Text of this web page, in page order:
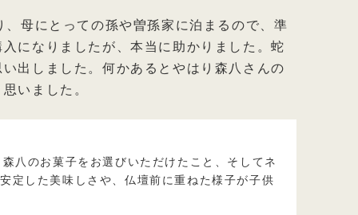
母にとっての孫や曽孫家に泊まるので、準
になりましたが、本当に助かりました。蛇
出しました。何かあるとやはり森八さんの
いました。
八のお菓子をお選びいただけたこと、そしてネ
定した美味しさや、仏壇前に重ねた様子が子供